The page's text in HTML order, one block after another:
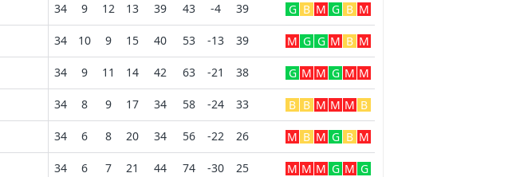
34 9 12 13 39 43 -4 39 G B M G B M
34 10 9 15 40 53 -13 39 M G G M B M
34 9 11 14 42 63 -21 38 G M M G M M
34 8 9 17 34 58 -24 33 B B M M M B
34 6 8 20 34 56 -22 26 M B M G B M
34 6 7 21 44 74 -30 25 M M M G M G